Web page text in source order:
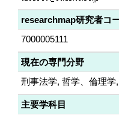
researchmap研究者コ
7000005111
現在の専門分野
刑事法学, 哲学、倫理学
主要学科目